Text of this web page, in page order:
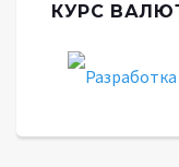
КУРС